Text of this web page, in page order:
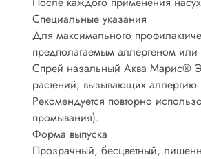
Специальные указания
Для максимального
предполагаемым аллергеном
Спрей назальный Аква Марис®
растений, вызывающих аллергию.
Рекомендуется повторно
промывания).
Форма выпуска
Прозрачный, бесцветный,